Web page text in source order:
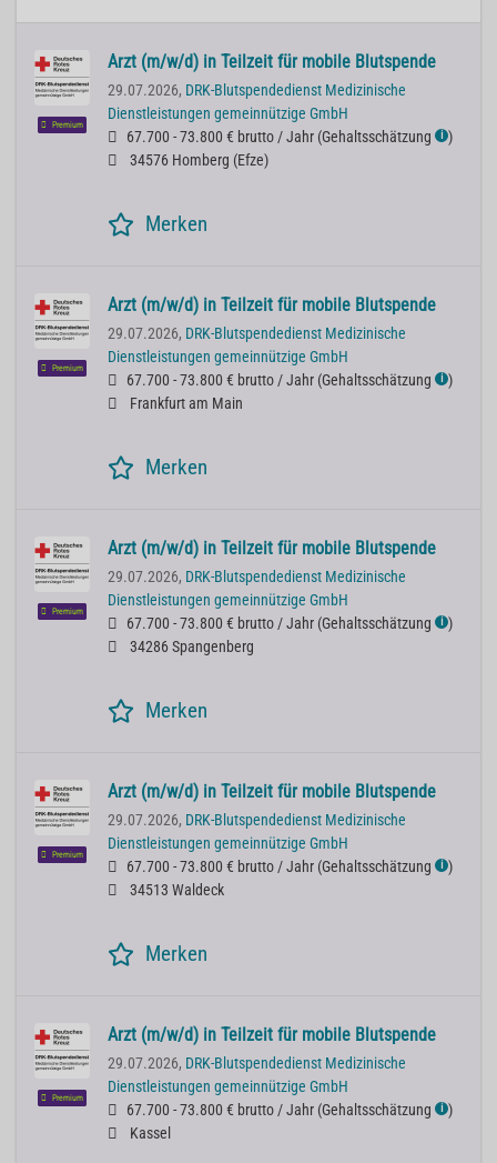
Premium
Arzt (m/w/d) in Teilzeit für mobile Blutspende
29.07.2026, DRK-Blutspendedienst Medizinische
Dienstleistungen gemeinnützige GmbH
67.700 - 73.800 € brutto / Jahr (Gehaltsschätzung ℹ )
34576 Homberg (Efze)
Merken
Premium
Arzt (m/w/d) in Teilzeit für mobile Blutspende
29.07.2026, DRK-Blutspendedienst Medizinische
Dienstleistungen gemeinnützige GmbH
67.700 - 73.800 € brutto / Jahr (Gehaltsschätzung ℹ )
Frankfurt am Main
Merken
Premium
Arzt (m/w/d) in Teilzeit für mobile Blutspende
29.07.2026, DRK-Blutspendedienst Medizinische
Dienstleistungen gemeinnützige GmbH
67.700 - 73.800 € brutto / Jahr (Gehaltsschätzung ℹ )
34286 Spangenberg
Merken
Premium
Arzt (m/w/d) in Teilzeit für mobile Blutspende
29.07.2026, DRK-Blutspendedienst Medizinische
Dienstleistungen gemeinnützige GmbH
67.700 - 73.800 € brutto / Jahr (Gehaltsschätzung ℹ )
34513 Waldeck
Merken
Premium
Arzt (m/w/d) in Teilzeit für mobile Blutspende
29.07.2026, DRK-Blutspendedienst Medizinische
Dienstleistungen gemeinnützige GmbH
67.700 - 73.800 € brutto / Jahr (Gehaltsschätzung ℹ )
Kassel